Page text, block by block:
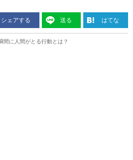
シェアする 送る はてな
間に人間がとる行動とは？